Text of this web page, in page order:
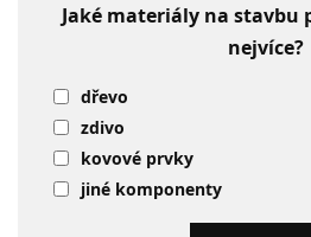
Jaké materiály na stavbu
nejvíce?
dřevo
zdivo
kovové prvky
jiné komponenty